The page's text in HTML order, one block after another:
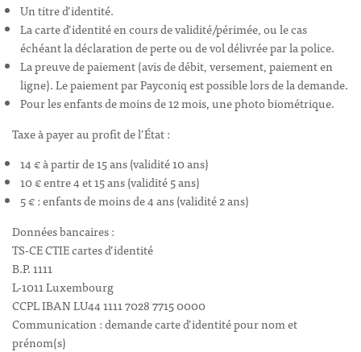
Un titre d’identité.
La carte d’identité en cours de validité/périmée, ou le cas
échéant la déclaration de perte ou de vol délivrée par la police.
La preuve de paiement (avis de débit, versement, paiement en
ligne). Le paiement par Payconiq est possible lors de la demande.
Pour les enfants de moins de 12 mois, une photo biométrique.
Taxe à payer au profit de l’État :
14 € à partir de 15 ans (validité 10 ans)
10 € entre 4 et 15 ans (validité 5 ans)
5 € : enfants de moins de 4 ans (validité 2 ans)
Données bancaires :
TS-CE CTIE cartes d’identité
B.P. 1111
L-1011 Luxembourg
CCPL IBAN LU44 1111 7028 7715 0000
Communication : demande carte d’identité pour nom et
prénom(s)